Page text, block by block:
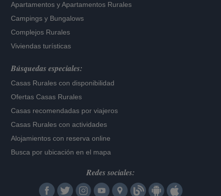
Apartamentos yApartamentos Rurales
Campings y Bungalows
Complejos Rurales
Viviendas turísticas
Búsquedas especiales:
Casas Rurales con disponibilidad
Ofertas Casas Rurales
Casas recomendadas por viajeros
Casas Rurales con actividades
Alojamientos con reserva online
Busca por ubicación en el mapa
Redes sociales: